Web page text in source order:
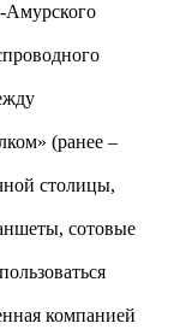
(ранее –
столицы,
сотовые
компанией